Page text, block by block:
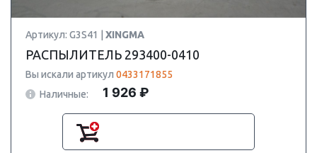
Артикул: G3S41 | XINGMA
РАСПЫЛИТЕЛЬ 293400-0410
Вы искали артикул 0433171855
Наличные:
1 926 ₽